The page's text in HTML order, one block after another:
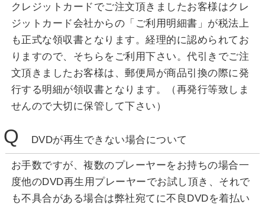
クレジットカードでご注文頂きましたお客様はクレ
ジットカード会社からの「ご利用明細書」が税法上
も正式な領収書となります。経理的に認められてお
りますので、そちらをご利用下さい。代引きでご注
文頂きましたお客様は、郵便局が商品引換の際に発
行する明細が領収書となります。（再発行等致しま
せんので大切に保管して下さい）
Q DVDが再生できない場合について
お手数ですが、複数のプレーヤーをお持ちの場合一
度他のDVD再生用プレーヤーでお試し頂き、それで
も不具合がある場合は弊社宛てに不良DVDを着払い